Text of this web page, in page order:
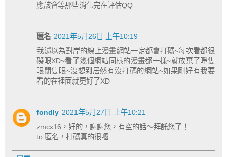
應該會等那些消化完在評估QQ
匿名 2021年5月26日 上午10:19
我還以為對岸的線上漫畫網站一定都會打碼~每次看都很
礙眼XD~看了幾個網站同樣的漫畫都一樣~就放棄了睜隻
眼閉隻眼~沒想到居然有沒打碼的網站~如果剛好有我要
看的在裡面就更好了XD
fondly 2021年5月27日 上午10:21
zmcx16，好的，謝謝您，有空的話～拜託您了！
to 匿名，打碼真的很嘔.....